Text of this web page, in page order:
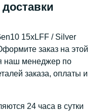
15xLFF / Silver
заказ на этой
наш менеджер по
заказа, оплаты и
24 часа в сутки